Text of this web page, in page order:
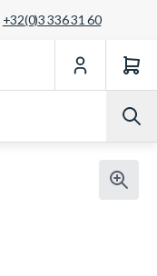
+32(0)3 336 31 60